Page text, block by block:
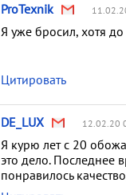
ProTexnik
Я уже бросил, хотя
Цитировать
DE_LUX 12.02.20
Я курю лет с 20
это дело. Последнее
понравилось